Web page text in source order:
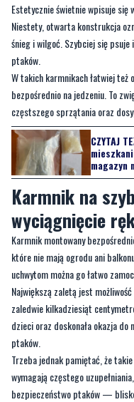
ptaków.
W takich karmnikach łatwiej
bezpośrednio na jedzeniu. To
częstszego sprzątania oraz
CZYTAJ
magazyn
Karmnik na
wyciągnięcie
Karmnik montowany
które nie mają ogrodu ani
uchwytom można go łatwo
Największą zaletą jest
zaledwie kilkadziesiąt
dzieci oraz doskonała okazja do
ptaków.
Trzeba jednak pamiętać, że
wymagają częstego
bezpieczeństwo ptaków —
na okno specjalne naklejki lub
zauważyć przeszkodę.
Higiena również ma znaczenie